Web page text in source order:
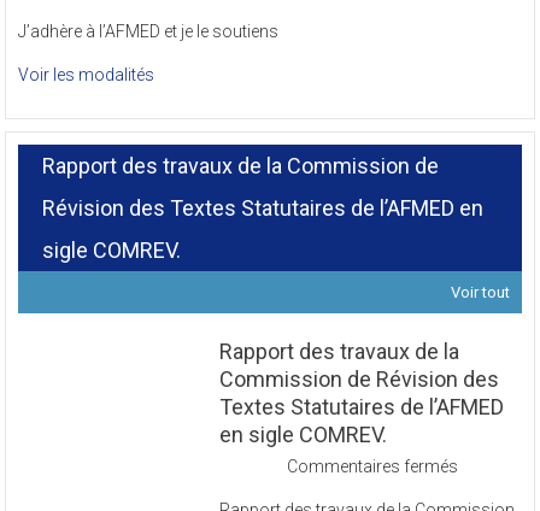
J’adhère à l’AFMED et je le soutiens
Voir les modalités
Rapport des travaux de la Commission de
Révision des Textes Statutaires de l’AFMED en
sigle COMREV.
Voir tout
Rapport des travaux de la
Commission de Révision des
Textes Statutaires de l’AFMED
en sigle COMREV.
Commentaires fermés